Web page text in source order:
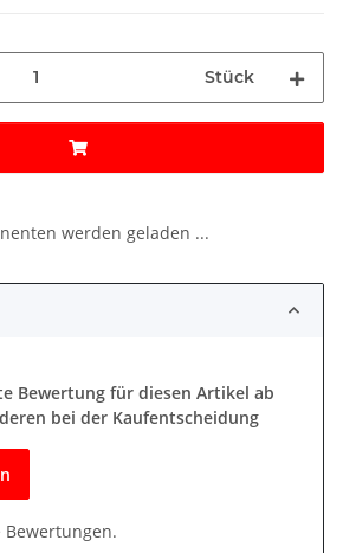
Stück
werden geladen ...
Bewertung für diesen Artikel ab
bei der Kaufentscheidung
Bewertungen.